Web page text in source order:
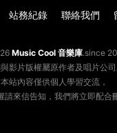
Music Cool 音樂庫.since
影片版權屬原作者及唱片公司
本站內容僅供個人學習交流，
請來信告知，我們將立即配合
站務紀錄 聯絡我們